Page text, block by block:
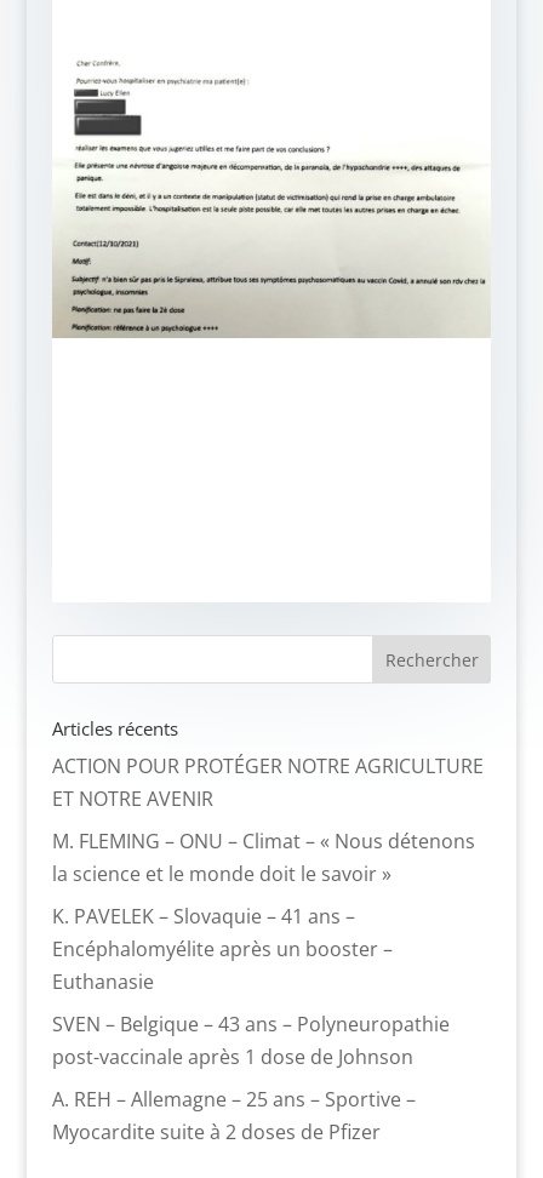
Articles récents
ACTION POUR PROTÉGER NOTRE AGRICULTURE
ET NOTRE AVENIR
M. FLEMING – ONU – Climat – « Nous détenons
la science et le monde doit le savoir »
K. PAVELEK – Slovaquie – 41 ans –
Encéphalomyélite après un booster –
Euthanasie
SVEN – Belgique – 43 ans – Polyneuropathie
post-vaccinale après 1 dose de Johnson
A. REH – Allemagne – 25 ans – Sportive –
Myocardite suite à 2 doses de Pfizer